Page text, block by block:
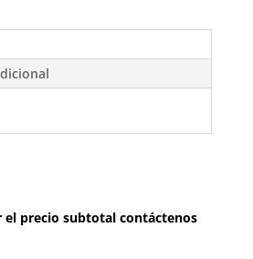
precio subtotal contáctenos